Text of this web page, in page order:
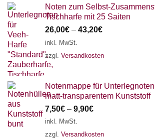
Noten zum Selbst-
Tischharfe mit 25 Saiten
26,00€ – 43,20€
inkl. MwSt.
zzgl. Versandkosten
Notenmappe für
matt-transparentem Kunststoff
7,50€ – 9,90€
inkl. MwSt.
zzgl. Versandkosten